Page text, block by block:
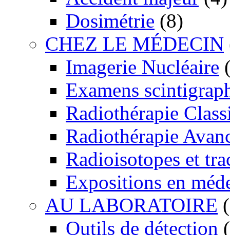
Dosimétrie (8)
CHEZ LE MÉDECIN
Imagerie Nucléaire
Examens
Radiothérapie
Radiothérapie
Radioisotopes et
Expositions en
AU LABORATOIRE
Outils de détection